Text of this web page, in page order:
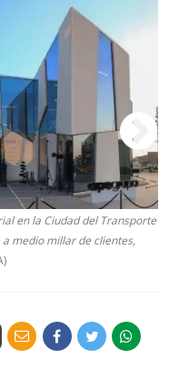
en la Ciudad del Transporte
medio millar de clientes,